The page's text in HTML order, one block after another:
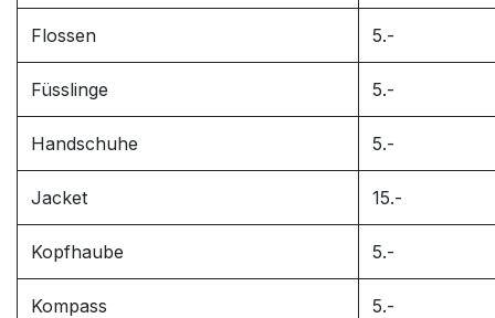
Flossen 5.-
Füsslinge 5.-
Handschuhe 5.-
Jacket 15.-
Kopfhaube 5.-
Kompass 5.-